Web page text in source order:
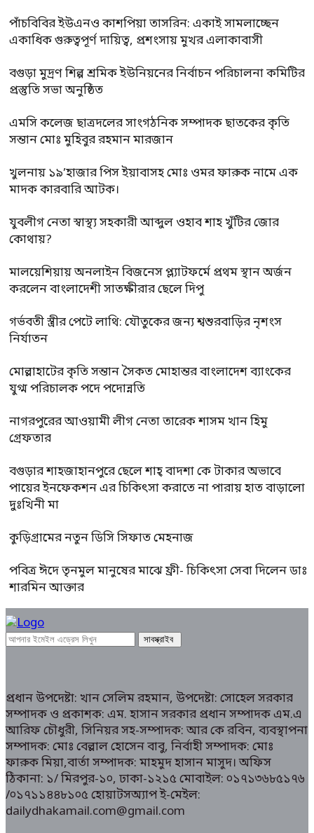
পাঁচবিবির ইউএনও কাশপিয়া তাসরিন: একাই সামলাচ্ছেন
একাধিক গুরুত্বপূর্ণ দায়িত্ব, প্রশংসায় মুখর এলাকাবাসী
বগুড়া মুদ্রণ শিল্প শ্রমিক ইউনিয়নের নির্বাচন পরিচালনা কমিটির
প্রস্তুতি সভা অনুষ্ঠিত
এমসি কলেজ ছাত্রদলের সাংগঠনিক সম্পাদক ছাতকের কৃতি
সন্তান মোঃ মুহিবুর রহমান মারজান
খুলনায় ১৯’হাজার পিস ইয়াবাসহ মোঃ ওমর ফারুক নামে এক
মাদক কারবারি আটক।
যুবলীগ নেতা স্বাস্থ্য সহকারী আব্দুল ওহাব শাহ খুঁটির জোর
কোথায়?
মালয়েশিয়ায় অনলাইন বিজনেস প্ল্যাটফর্মে প্রথম স্থান অর্জন
করলেন বাংলাদেশী সাতক্ষীরার ছেলে দিপু
গর্ভবতী স্ত্রীর পেটে লাথি: যৌতুকের জন্য শ্বশুরবাড়ির নৃশংস
নির্যাতন
মোল্লাহাটের কৃতি সন্তান সৈকত মোহান্তর বাংলাদেশ ব্যাংকের
যুগ্ম পরিচালক পদে পদোন্নতি
নাগরপুরের আওয়ামী লীগ নেতা তারেক শাসম খান হিমু
গ্রেফতার
বগুড়ার শাহজাহানপুরে ছেলে শাহ্ বাদশা কে টাকার অভাবে
পায়ের ইনফেকশন এর চিকিৎসা করাতে না পারায় হাত বাড়ালো
দুঃখিনী মা
কুড়িগ্রামের নতুন ডিসি সিফাত মেহনাজ
পবিত্র ঈদে তৃনমুল মানুষের মাঝে ফ্রী- চিকিৎসা সেবা দিলেন ডাঃ
শারমিন আক্তার
প্রধান উপদেষ্টা: খান সেলিম রহমান, উপদেষ্টা: সোহেল সরকার
সম্পাদক ও প্রকাশক: এম. হাসান সরকার প্রধান সম্পাদক এম.এ
আরিফ চৌধুরী, সিনিয়র সহ-সম্পাদক: আর কে রবিন, ব্যবস্থাপনা
সম্পাদক: মোঃ বেল্লাল হোসেন বাবু, নির্বাহী সম্পাদক: মোঃ
ফারুক মিয়া,বার্তা সম্পাদক: মাহমুদ হাসান মাসুদ। অফিস
ঠিকানা: ১/ মিরপুর-১০, ঢাকা-১২১৫ মোবাইল: ০১৭১৩৬৮৫১৭৬
/০১৭১১৪৪৮১০৫ হোয়াটসঅ্যাপ ই-মেইল:
dailydhakamail.com@gmail.com